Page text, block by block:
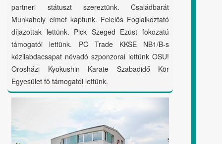
partneri státuszt szereztünk. Családbarát
Munkahely címet kaptunk. Felelős Foglalkoztató
díjazottak lettünk. Pick Szeged Ezüst fokozatú
támogatói lettünk. PC Trade KKSE NB1/B-s
kézilabdacsapat névadó szponzorai lettünk OSU!
Orosházi Kyokushin Karate Szabadidő Kör
Egyesület fő támogatói lettünk.